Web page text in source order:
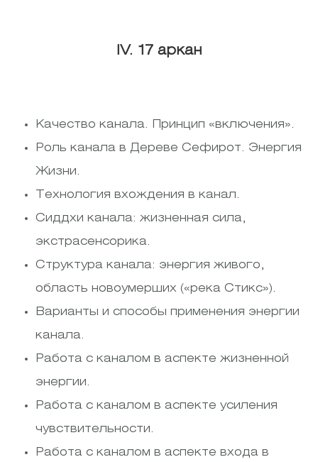
IV. 17 аркан
Качество канала. Принцип «включения».
Роль канала в Дереве Сефирот. Энергия
Жизни.
Технология вхождения в канал.
Сиддхи канала: жизненная сила,
экстрасенсорика.
Структура канала: энергия живого,
область новоумерших («река Стикс»).
Варианты и способы применения энергии
канала.
Работа с каналом в аспекте жизненной
энергии.
Работа с каналом в аспекте усиления
чувствительности.
Работа с каналом в аспекте входа в